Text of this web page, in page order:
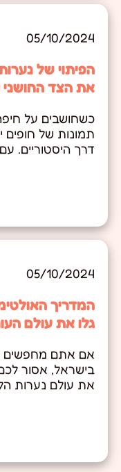
05/10/2024
הפיתוי של
את הצד
כשחושבים על
תמונות של חופים
דרך היסטוריים.
05/10/2024
המדריך
גלו את עולם
אם אתם מחפשים
בישראל, אסור
את עולם נערות